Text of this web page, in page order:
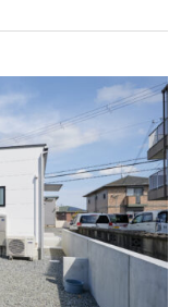
406
] 年末年始等